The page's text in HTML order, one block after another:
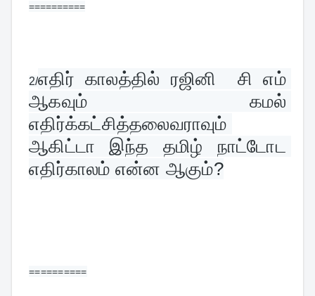
==========
2/எதிர் காலத்தில் ரஜினி  சி எம்
ஆகவும் கமல்
எதிர்க்கட்சித்தலைவராவும்
ஆகிட்டா இந்த தமிழ் நாட்டோட
எதிர்காலம் என்ன ஆகும்?
==========